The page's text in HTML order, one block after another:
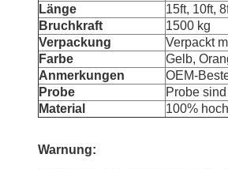
Länge
15ft, 10ft,
Bruchkraft
1500 kg
Verpackung
Verpackt
Farbe
Gelb,
Anmerkungen
OEM-
Probe
Probe
Material
100%
Warnung: